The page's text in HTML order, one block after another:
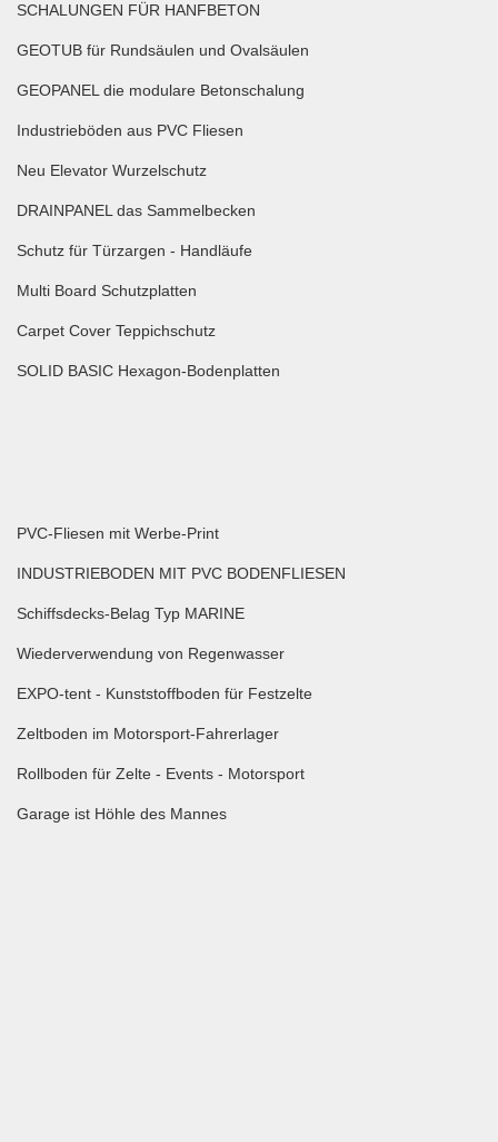
SCHALUNGEN FÜR HANFBETON
GEOTUB für Rundsäulen und Ovalsäulen
GEOPANEL die modulare Betonschalung
Industrieböden aus PVC Fliesen
Neu Elevator Wurzelschutz
DRAINPANEL das Sammelbecken
Schutz für Türzargen - Handläufe
Multi Board Schutzplatten
Carpet Cover Teppichschutz
SOLID BASIC Hexagon-Bodenplatten
PVC-Fliesen mit Werbe-Print
INDUSTRIEBODEN MIT PVC BODENFLIESEN
Schiffsdecks-Belag Typ MARINE
Wiederverwendung von Regenwasser
EXPO-tent - Kunststoffboden für Festzelte
Zeltboden im Motorsport-Fahrerlager
Rollboden für Zelte - Events - Motorsport
Garage ist Höhle des Mannes